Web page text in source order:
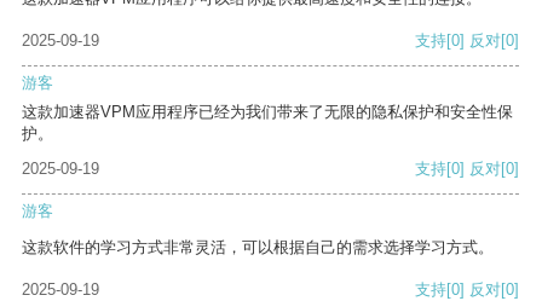
2025-09-19 支持[0] 反对[0]
游客
这款加速器VPM应用程序已经为我们带来了无限的隐私保护和安全性保
护。
2025-09-19
支持[0] 反对[0]
游客
这款软件的学习方式非常灵活，可以根据自己的需求选择学习方式。
2025-09-19 支持[0] 反对[0]